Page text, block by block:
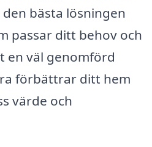
bästa lösningen
passar ditt behov och
en väl genomförd
förbättrar ditt hem
värde och